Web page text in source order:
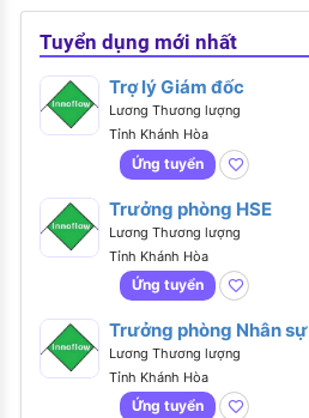
Tuyển dụng mới nhất
Trợ lý Giám đốc
Lương Thương lượng
Tỉnh Khánh Hòa
Ứng tuyển
Trưởng phòng HSE
Lương Thương lượng
Tỉnh Khánh Hòa
Ứng tuyển
Trưởng phòng Nhân sự
Lương Thương lượng
Tỉnh Khánh Hòa
Ứng tuyển